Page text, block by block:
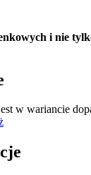
i nie
w wariancie